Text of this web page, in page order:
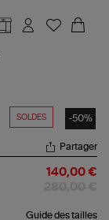
SOLDES -50%
Partager
140,00 €
Guide des tailles